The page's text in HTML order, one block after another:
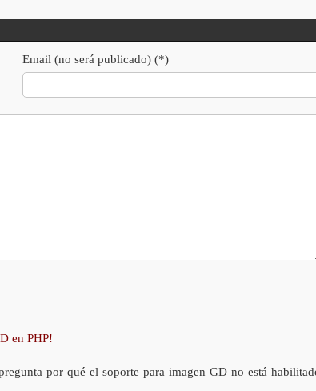
Email (no será publicado) (*)
en PHP!
por qué el soporte para imagen GD no está